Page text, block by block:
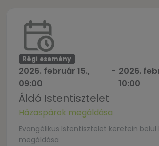
Régi esemény
2026. február 15.,
09:00
- 2026.
10:00
Áldó Istentisztelet
Házaspárok megáldása
Evangélikus Istentisztelet keretein belül
megáldása